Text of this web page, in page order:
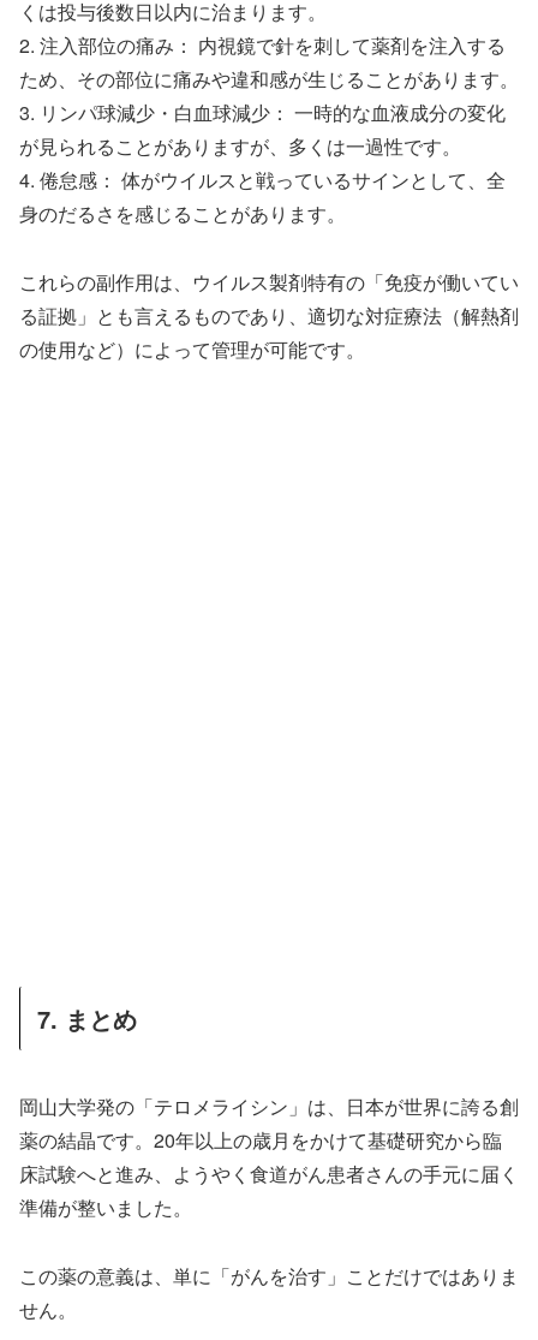
くは投与後数日以内に治まります。
2. 注入部位の痛み： 内視鏡で針を刺して薬剤を注入する
ため、その部位に痛みや違和感が生じることがあります。
3. リンパ球減少・白血球減少： 一時的な血液成分の変化
が見られることがありますが、多くは一過性です。
4. 倦怠感： 体がウイルスと戦っているサインとして、全
身のだるさを感じることがあります。
これらの副作用は、ウイルス製剤特有の「免疫が働いてい
る証拠」とも言えるものであり、適切な対症療法（解熱剤
の使用など）によって管理が可能です。
7. まとめ
岡山大学発の「テロメライシン」は、日本が世界に誇る創
薬の結晶です。20年以上の歳月をかけて基礎研究から臨
床試験へと進み、ようやく食道がん患者さんの手元に届く
準備が整いました。
この薬の意義は、単に「がんを治す」ことだけではありま
せん。